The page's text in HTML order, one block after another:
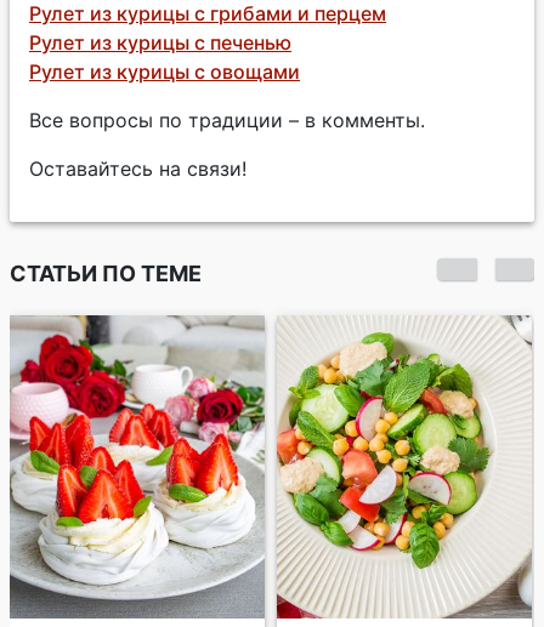
Рулет из курицы с грибами и перцем
Рулет из курицы с печенью
Рулет из курицы с овощами
Все вопросы по традиции – в комменты.
Оставайтесь на связи!
СТАТЬИ ПО ТЕМЕ